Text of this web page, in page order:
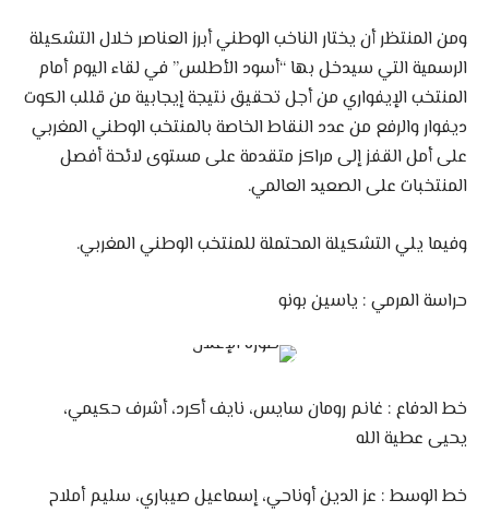
ومن المنتظر أن يختار الناخب الوطني أبرز العناصر خلال التشكيلة
الرسمية التي سيدخل بها “أسود الأطلس” في لقاء اليوم أمام
المنتخب الإيفواري من أجل تحقيق نتيجة إيجابية من قللب الكوت
ديفوار والرفع من عدد النقاط الخاصة بالمنتخب الوطني المغربي
على أمل القفز إلى مراكز متقدمة على مستوى لائحة أفصل
المنتخبات على الصعيد العالمي.
وفيما يلي التشكيلة المحتملة للمنتخب الوطني المغربي.
حراسة المرمي : ياسين بونو
خط الدفاع : غانم رومان سايس، نايف أكرد، أشرف حكيمي،
يحيى عطية الله
خط الوسط : عز الدين أوناحي، إسماعيل صيباري، سليم أملاح